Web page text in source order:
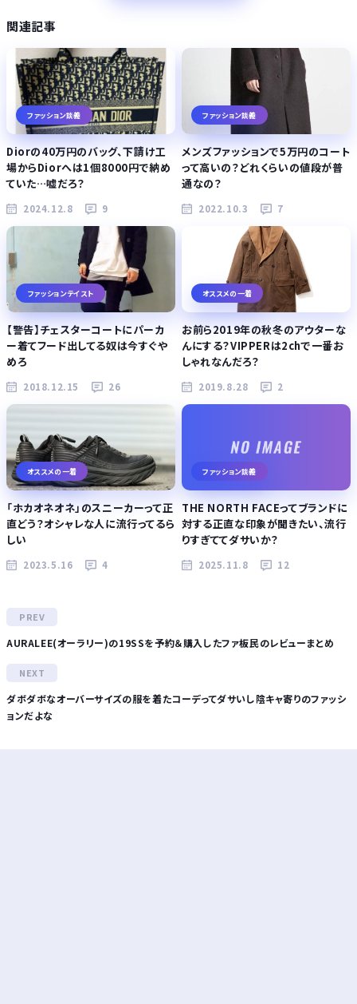
関連記事
ファッション談義
Diorの40万円のバッグ、下請け工
場からDiorへは1個8000円で納め
ていた…嘘だろ？
2024.12.8 9
ファッション談義
メンズファッションで5万円のコート
って高いの？どれくらいの値段が普
通なの？
2022.10.3 7
ファッションテイスト
【警告】チェスターコートにパーカ
ー着てフード出してる奴は今すぐや
めろ
2018.12.15 26
オススメの一着
お前ら2019年の秋冬のアウターな
んにする？VIPPERは2chで一番お
しゃれなんだろ？
2019.8.28 2
オススメの一着
「ホカオネオネ」のスニーカーって正
直どう？オシャレな人に流行ってるら
しい
2023.5.16 4
ファッション談義
THE NORTH FACEってブランドに
対する正直な印象が聞きたい、流行
りすぎててダサいか？
2025.11.8 12
AURALEE(オーラリー)の19SSを予約＆購入したファ板民のレビューまとめ
ダボダボなオーバーサイズの服を着たコーデってダサいし陰キャ寄りのファッシ
ョンだよな